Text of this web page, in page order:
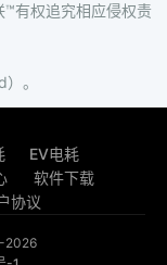
有权追究相应侵权责
。
EV电耗
软件下载
协议
2026